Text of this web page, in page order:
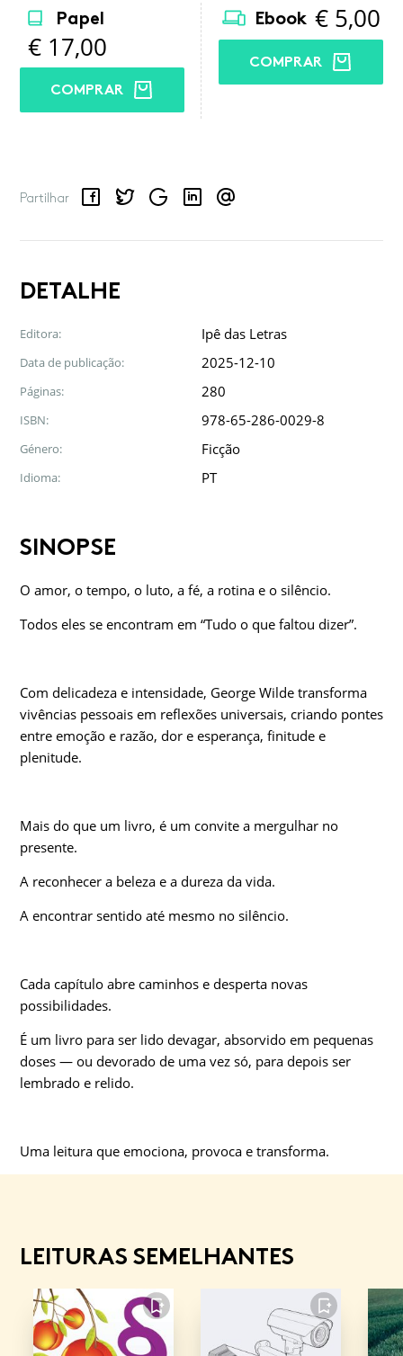
Papel
€ 17,00
COMPRAR
Ebook € 5,00
COMPRAR
Partilhar
FacebookTwitterGoogle LinkedInEmail
DETALHE
Editora: Ipê das Letras
Data de publicação: 2025-12-10
Páginas: 280
ISBN: 978-65-286-0029-8
Género: Ficção
Idioma: PT
SINOPSE
O amor, o tempo, o luto, a fé, a rotina e o silêncio.
Todos eles se encontram em “Tudo o que faltou dizer”.
Com delicadeza e intensidade, George Wilde transforma
vivências pessoais em reflexões universais, criando pontes
entre emoção e razão, dor e esperança, finitude e
plenitude.
Mais do que um livro, é um convite a mergulhar no
presente.
A reconhecer a beleza e a dureza da vida.
A encontrar sentido até mesmo no silêncio.
Cada capítulo abre caminhos e desperta novas
possibilidades.
É um livro para ser lido devagar, absorvido em pequenas
doses — ou devorado de uma vez só, para depois ser
lembrado e relido.
Uma leitura que emociona, provoca e transforma.
LEITURAS SEMELHANTES
FAVORITO FAVORITO